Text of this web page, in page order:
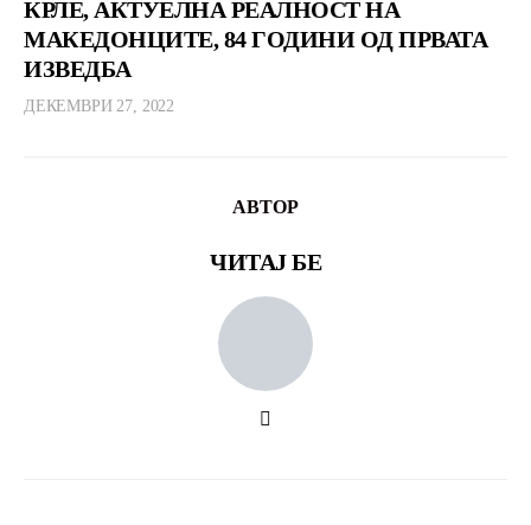
КРЛЕ, АКТУЕЛНА РЕАЛНОСТ НА
МАКЕДОНЦИТЕ, 84 ГОДИНИ ОД ПРВАТА
ИЗВЕДБА
ДЕКЕМВРИ 27, 2022
АВТОР
ЧИТАЈ БЕ